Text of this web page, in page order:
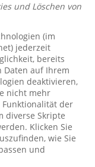
und Löschen von
(im
jederzeit
bereits
Daten auf Ihrem
deaktivieren,
nicht mehr
der
diverse Skripte
Klicken Sie
wie Sie
und